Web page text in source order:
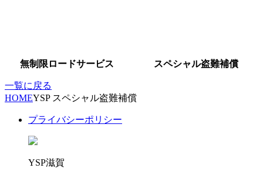
無制限ロードサービス スペシャル盗難補償
一覧に戻る
HOMEYSP スペシャル盗難補償
プライバシーポリシー
YSP滋賀